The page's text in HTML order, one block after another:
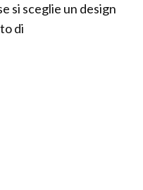
si sceglie un design
di